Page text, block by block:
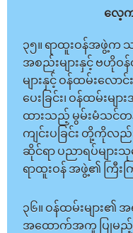
လေ့က
၃၅။ ရာထူးဝန်အဖွဲ့က
အစည်းများနှင့် ဗဟို
များနှင့် ဝန်ထမ်းလောင်
ပေးခြင်း၊ ဝန်ထမ်း
ထားသည့် မွမ်းမံသင်တန်း
ကျင်းပခြင်း တို့ကိုလည်
ဆိုင်ရာ ပညာရပ်များ
ရာထူးဝန် အဖွဲ့၏ ကြီး
၃၆။ ဝန်ထမ်းများ
အထောက်အကူ ပြုမည့်